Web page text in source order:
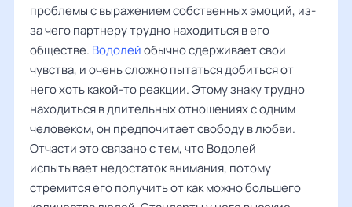
проблемы с выражением собственных эмоций, из-
за чего партнеру трудно находиться в его
обществе. Водолейобычно сдерживает свои
чувства, и очень сложно пытаться добиться от
него хоть какой-то реакции. Этому знаку трудно
находиться в длительных отношениях с одним
человеком, он предпочитает свободу в любви.
Отчасти это связано с тем, что Водолей
испытывает недостаток внимания, потому
стремится его получить от как можно большего